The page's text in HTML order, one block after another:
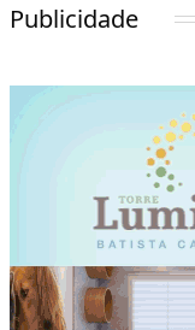
Publicidade